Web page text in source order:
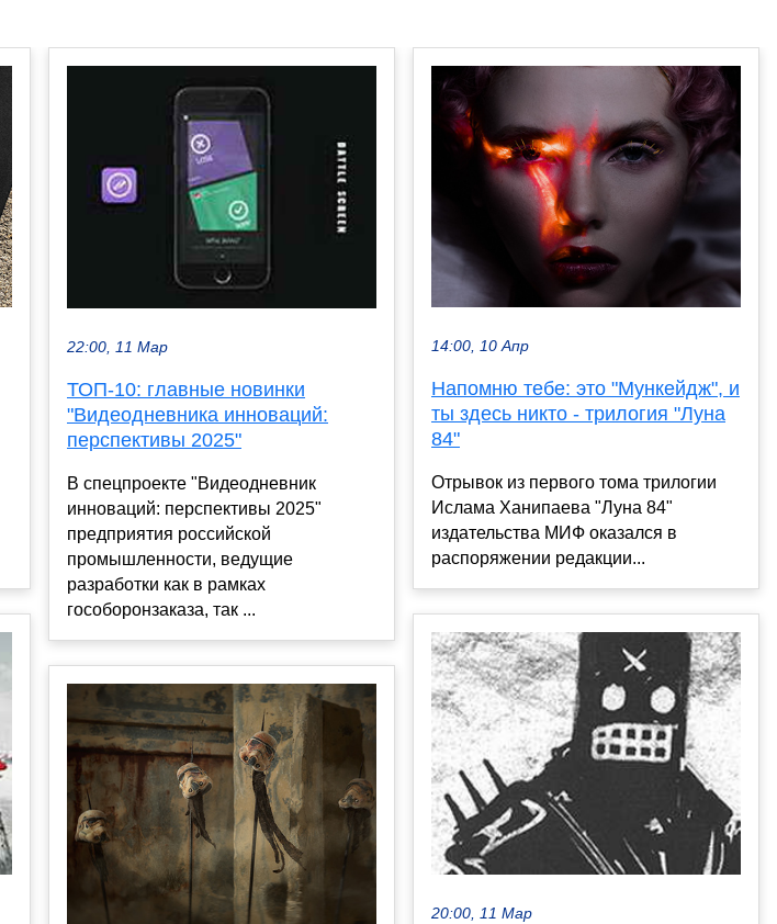
22:00, 11 Мар
ТОП-10: главные новинки
"Видеодневника инноваций:
перспективы 2025"
В спецпроекте "Видеодневник
инноваций: перспективы 2025"
предприятия российской
промышленности, ведущие
разработки как в рамках
гособоронзаказа, так ...
14:00, 10 Апр
Напомню тебе: это "Мункейдж", и
ты здесь никто - трилогия "Луна
84"
Отрывок из первого тома трилогии
Ислама Ханипаева "Луна 84"
издательства МИФ оказался в
распоряжении редакции...
20:00, 11 Мар